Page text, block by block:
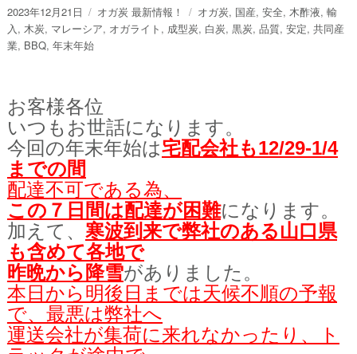
投
稿
日:
2023年12月21日
カ
テ
オガ炭 最新情報！
タ
グ
オガ炭, 国産, 安全, 木酢液, 輸
入 , 木炭, マレーシア, オガライト , 成型炭, 白炭, 黒炭, 品質, 安定, 共同産
業, BBQ, 年末年始
お客様各位
いつもお世話になります。
今回の年末年始は宅配会社も12/29-1/4
までの間
配達不可である為、
この７日間は配達が困難になります。
加えて、 寒波到来で弊社のある山口県
も含めて各地で
昨晩から降雪がありました。
本日から明後日までは天候不順の予報
で、最悪は弊社へ
運送会社が集荷に来れなかったり、ト